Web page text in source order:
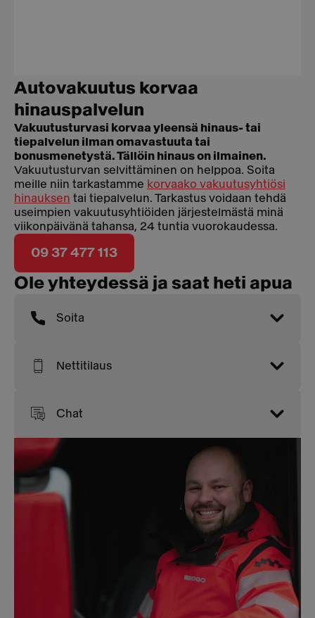
Autovakuutus korvaa
hinauspalvelun
Vakuutusturvasi korvaa yleensä hinaus- tai
tiepalvelun ilman omavastuuta tai
bonusmenetystä. Tällöin hinaus on ilmainen.
Vakuutusturvan selvittäminen on helppoa. Soita
meille niin tarkastamme korvaako vakuutusyhtiösi
hinauksen tai tiepalvelun. Tarkastus voidaan tehdä
useimpien vakuutusyhtiöiden järjestelmästä minä
viikonpäivänä tahansa, 24 tuntia vuorokaudessa.
09 37 477 113
Ole yhteydessä ja saat heti apua
Soita
Nettitilaus
Chat